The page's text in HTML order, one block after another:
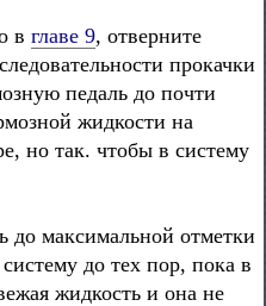
в главе 9, отверните
прокачки
педаль до почти
жидкости на
но так. чтобы в систему
до максимальной отметки
до тех пор, пока в
жидкость и она не